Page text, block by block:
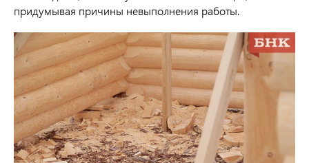
придумывая причины невыполнения работы.